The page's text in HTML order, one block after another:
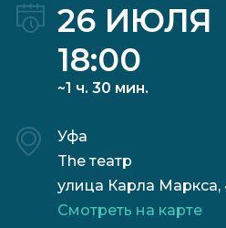
26 ИЮЛЯ
18:00
~1 ч. 30 мин.
Уфа
The театр
улица Карла Маркса,
Смотреть на карте